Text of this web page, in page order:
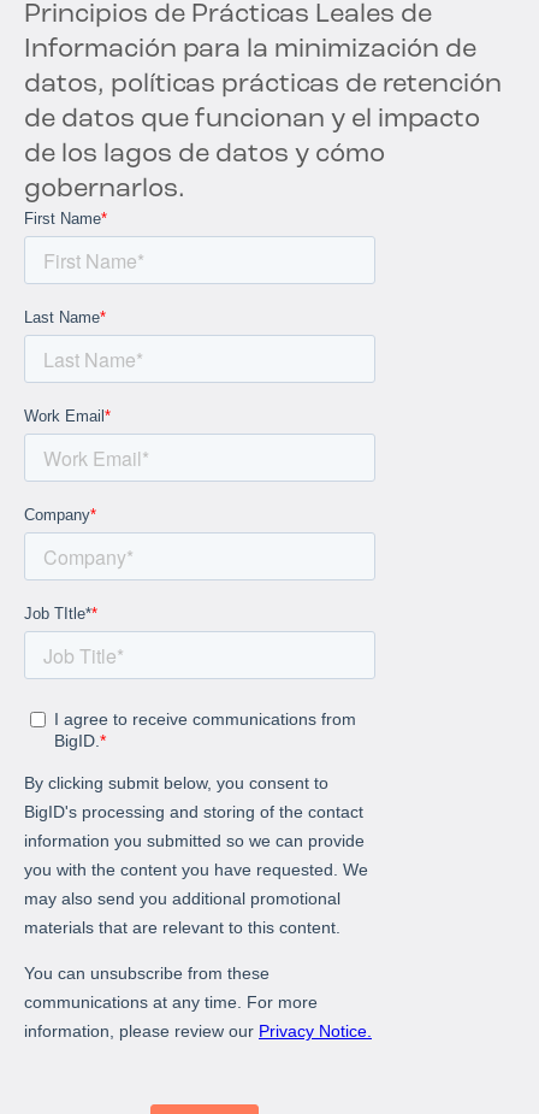
Principios de Prácticas Leales de
Información para la minimización de
datos, políticas prácticas de retención
de datos que funcionan y el impacto
de los lagos de datos y cómo
gobernarlos.